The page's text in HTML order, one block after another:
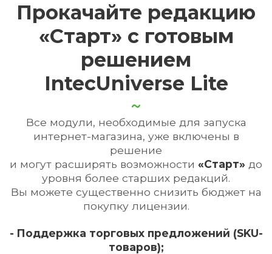
Прокачайте редакцию
«Старт» с готовым
решением
IntecUniverse Lite
Все модули, необходимые для запуска
интернет-магазина, уже включены в
решение
и могут расширять возможности «Старт» до
уровня более старших редакций.
Вы можете существенно снизить бюджет на
покупку лицензии.
- Поддержка торговых предложений (SKU-
товаров);